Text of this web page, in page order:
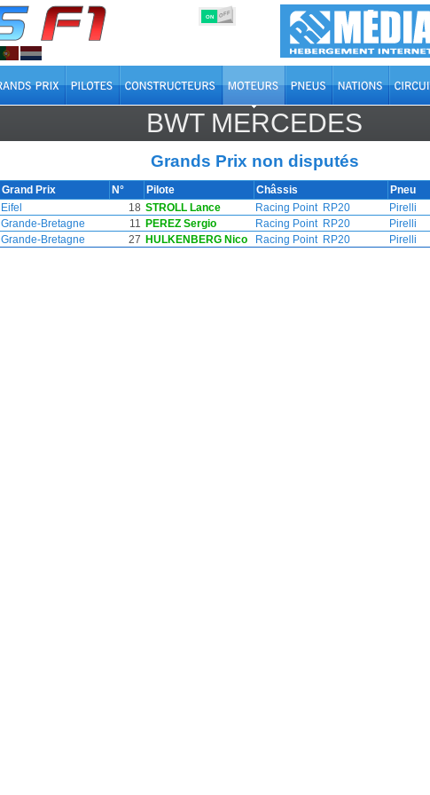
ON OFF
BWT MERCEDES
Grands Prix non disputés
Grand Prix N° Pilote Châssis Pneu
Eifel 18 STROLL Lance Racing Point RP20 Pirelli
Grande-Bretagne 11 PEREZ Sergio Racing Point RP20 Pirelli
Grande-Bretagne 27 HULKENBERG Nico Racing Point RP20 Pirelli